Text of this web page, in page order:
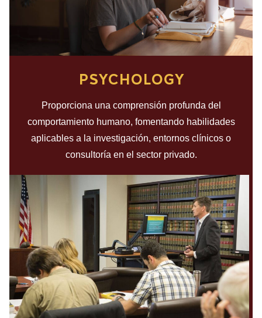
PSYCHOLOGY
Proporciona una comprensión profunda del
comportamiento humano, fomentando habilidades
aplicables a la investigación, entornos clínicos o
consultoría en el sector privado.